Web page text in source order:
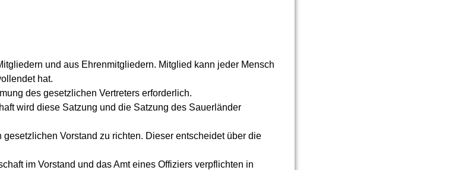
und aus Ehrenmitgliedern. Mitglied kann jeder Mensch
hat.
des gesetzlichen Vertreters erforderlich.
wird diese Satzung und die Satzung des Sauerländer
gesetzlichen Vorstand zu richten. Dieser entscheidet über die
im Vorstand und das Amt eines Offiziers verpflichten in